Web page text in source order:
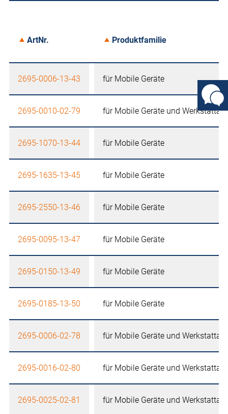
ArtNr. Produktfamilie
2695-0006-13-43 für Mobile Geräte
2695-0010-02-79 für Mobile Geräte und
2695-1070-13-44 für Mobile Geräte
2695-1635-13-45 für Mobile Geräte
2695-2550-13-46 für Mobile Geräte
2695-0095-13-47 für Mobile Geräte
2695-0150-13-49 für Mobile Geräte
2695-0185-13-50 für Mobile Geräte
2695-0006-02-78 für Mobile Geräte und
2695-0016-02-80 für Mobile Geräte und
2695-0025-02-81 für Mobile Geräte und